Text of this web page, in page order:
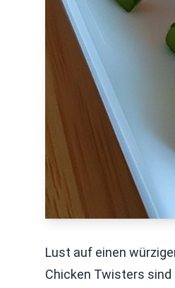
Lust auf einen
Chicken Twisters sind